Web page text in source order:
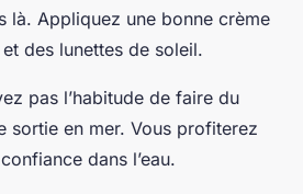
là. Appliquez une bonne crème
des lunettes de soleil.
pas l’habitude de faire du
sortie en mer. Vous profiterez
dans l’eau.